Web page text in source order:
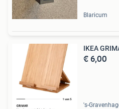
Blaricum
IKEA
€ 6,00
's-